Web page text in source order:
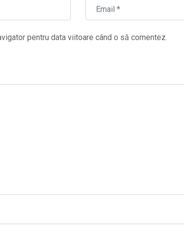
pentru data viitoare când o să comentez.